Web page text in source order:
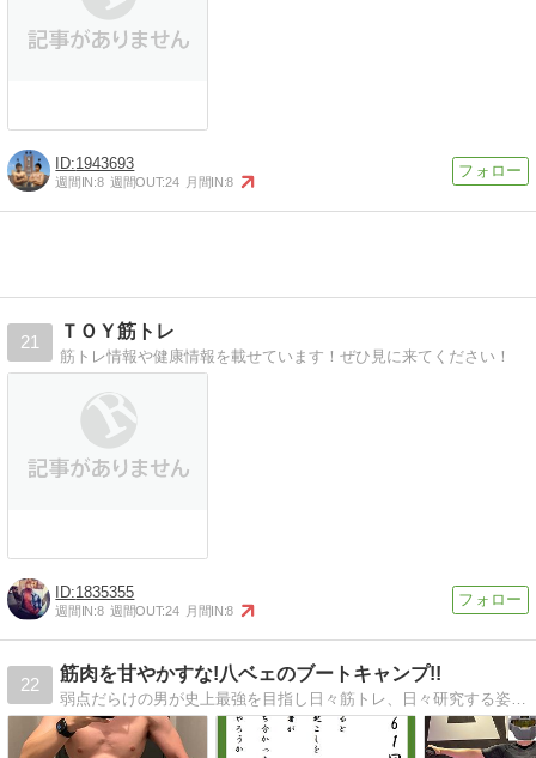
1943693
週間IN:8 週間OUT:24 月間IN:8
21
ＴＯＹ筋トレ
筋トレ情報や健康情報を載せています！ぜひ見に来てください！
1835355
週間IN:8 週間OUT:24 月間IN:8
22
筋肉を甘やかすな!八ベェのブートキャンプ!!
弱点だらけの男が史上最強を目指し日々筋トレ、日々研究する姿を記録したブログだ！読めば分かる！読んで下さい。。。